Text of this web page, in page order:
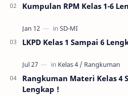
Kumpulan RPM Kelas 1-6
LKPD Kelas 1 Sampai 6
Rangkuman Materi Kelas 4
Lengkap !